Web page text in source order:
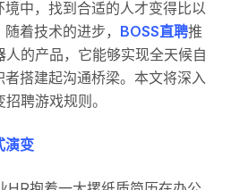
中，找到合适的人才变得比以
着技术的进步， BOSS直聘推
的产品，它能够实现全天候自
搭建起沟通桥梁。本文将深入
聘游戏规则。
演变